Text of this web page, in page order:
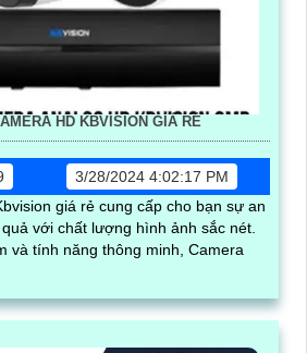
HD KBVISION GIÁ RẺ
3/28/2024 4:02:17 PM
giá rẻ cung cấp cho bạn sự an
với chất lượng hình ảnh sắc nét.
và tính năng thông minh, Camera